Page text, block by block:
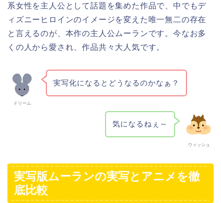
系女性を主人公として話題を集めた作品で、中でもデ
ィズニーヒロインのイメージを変えた唯一無二の存在
と言えるのが、本作の主人公ムーランです。今なお多
くの人から愛され、作品共々大人気です。
ドリーム
実写化になるとどうなるのかなぁ？
ウィッシュ
気になるねぇ～
実写版ムーランの実写とアニメを徹
底比較